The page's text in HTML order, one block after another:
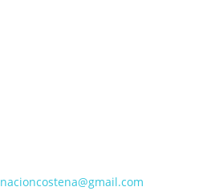
nacioncostena@gmail.com